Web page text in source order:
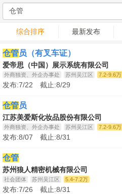
综合排序 最新发布
仓管员（有叉车证）
爱帝思（中国）展示系统有限公司
外商独资、外企办事处 苏州吴江区 7.2-9.6万
发布:7/22 截止:8/29
仓管员
江苏美爱斯化妆品股份有限公司
外商独资、外企办事处 苏州吴江区 7.2-9.6万
发布:8/07 截止:8/31
仓管
苏州狼人精密机械有限公司
社会团体 苏州吴江区 5.4-7.2万
发布:7/26 截止:8/31